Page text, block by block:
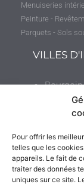
Pour offrir les
telles que les
appareils. Le fait de
traiter des données
uniques sur ce site.
Menuiseries
Peinture -
Parquets - Sols
VILLES
35